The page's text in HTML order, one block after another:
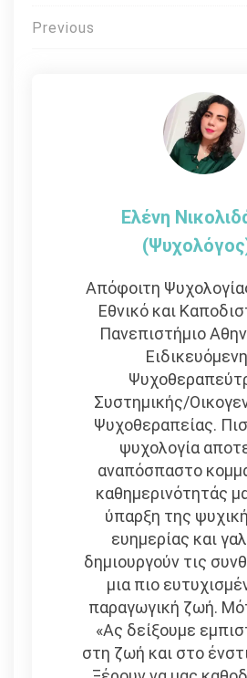
Πλοήγηση
Previous
Ελένη
Απόφοιτη
Εθνικό και
Πανεπιστήμιο
Eιδικευόμενη
Συστημικής/
Ψυχοθεραπείας.
ψυχολογία
αναπόσπαστο
καθημερινότητάς
ύπαρξη της
ευημερίας και
δημιουργούν τις
μια πιο
παραγωγική ζωή.
«Ας δείξουμε
στη ζωή και στο